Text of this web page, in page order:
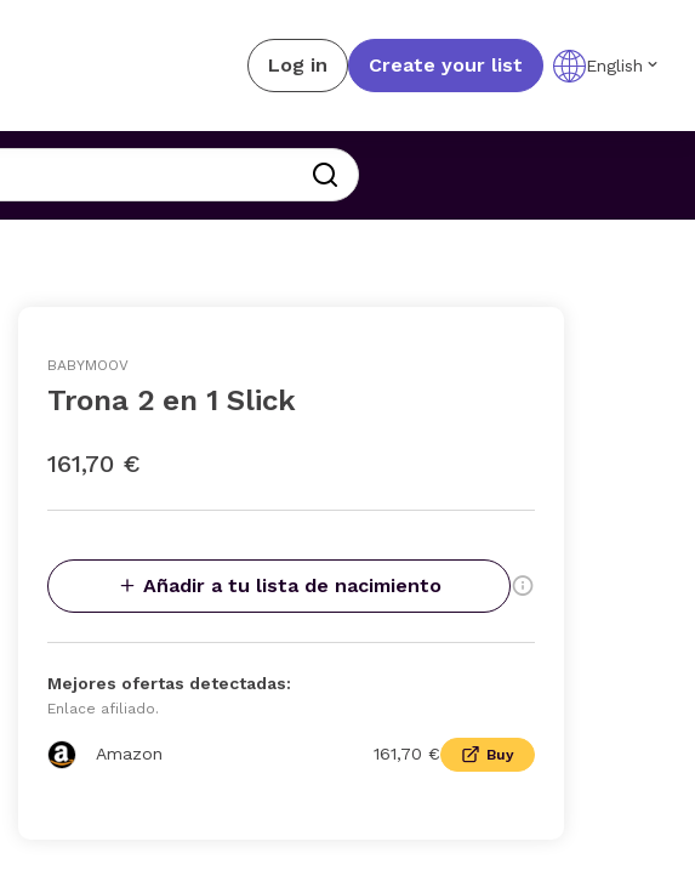
Log in Create your list English
BABYMOOV
Trona 2 en 1 Slick
161,70 €
Añadir a tu lista de nacimiento
Mejores ofertas detectadas:
Enlace afiliado.
Amazon 161,70 € Buy